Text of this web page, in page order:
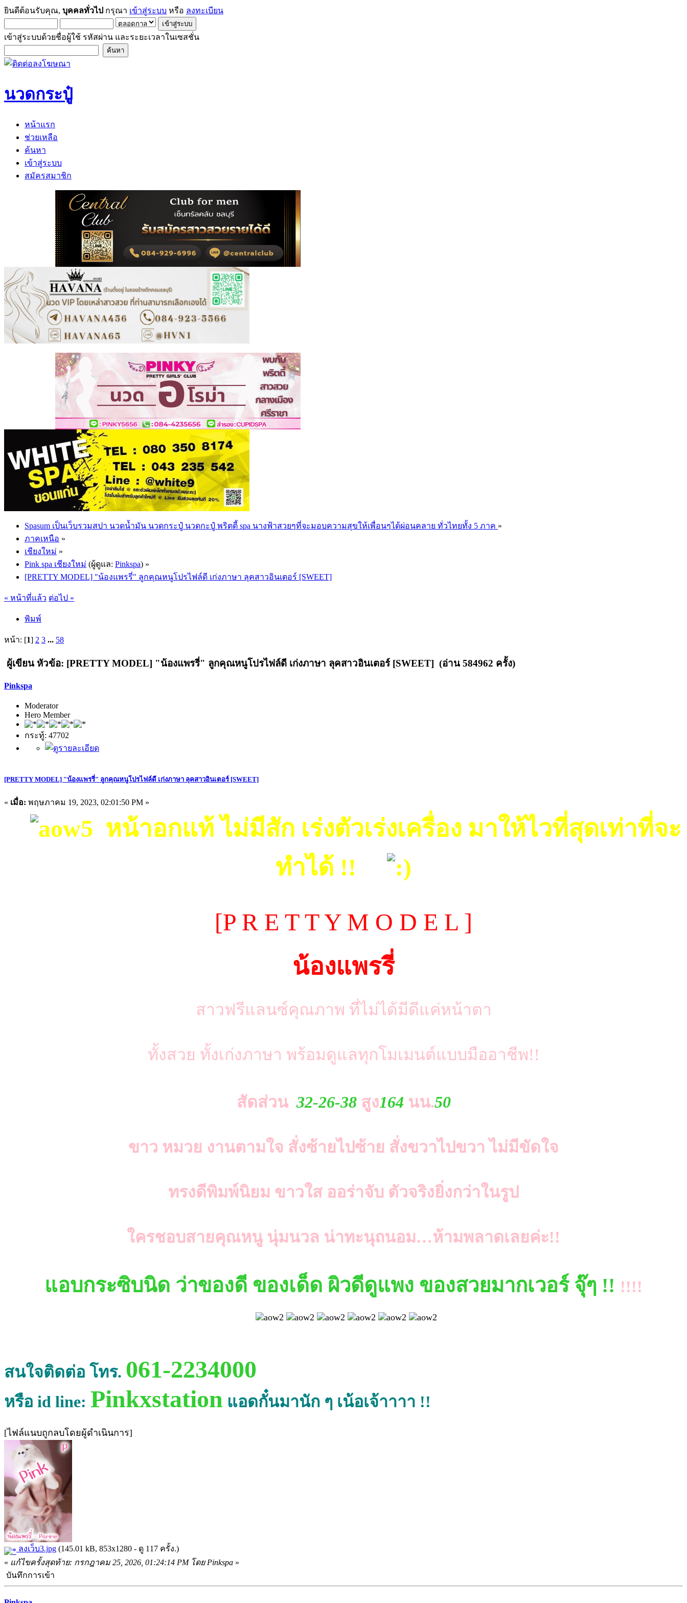
ยินดีต้อนรับคุณ, บุคคลทั่วไป กรุณา เข้าสู่ระบบ หรือ ลงทะเบียน
เข้าสู่ระบบด้วยชื่อผู้ใช้ รหัสผ่าน และระยะเวลาในเซสชั่น
นวดกระปู๋
หน้าแรก
ช่วยเหลือ
ค้นหา
เข้าสู่ระบบ
สมัครสมาชิก
Spasum เป็นเว็บรวมสปา นวดน้ำมัน นวดกระปู๋ นวดกะปู๋ พริตตี้ spa นางฟ้าสวยๆที่จะมอบความสุขให้เพื่อนๆได้ผ่อนคลาย ทั่วไทยทั้ง 5 ภาค »
ภาคเหนือ »
เชียงใหม่ »
Pink spa เชียงใหม่ (ผู้ดูแล: Pinkspa) »
[PRETTY MODEL] "น้องแพรรี่" ลูกคุณหนูโปรไฟล์ดี เก่งภาษา ลุคสาวอินเตอร์ [SWEET]
« หน้าที่แล้ว ต่อไป »
พิมพ์
หน้า: [1] 2 3 ... 58
ผู้เขียน หัวข้อ: [PRETTY MODEL] "น้องแพรรี่" ลูกคุณหนูโปรไฟล์ดี เก่งภาษา ลุคสาวอินเตอร์ [SWEET] (อ่าน 584962 ครั้ง)
Pinkspa
Moderator
Hero Member
กระทู้: 47702
[PRETTY MODEL] "น้องแพรรี่" ลูกคุณหนูโปรไฟล์ดี เก่งภาษา ลุคสาวอินเตอร์ [SWEET]
« เมื่อ: พฤษภาคม 19, 2023, 02:01:50 PM »
หน้าอกแท้ ไม่มีสัก เร่งตัวเร่งเครื่อง มาให้ไวที่สุดเท่าที่จะ
ทำได้ !!
[P R E T T Y M O D E L ]
น้องแพรรี่
สาวฟรีแลนซ์คุณภาพ ที่ไม่ได้มีดีแค่หน้าตา
ทั้งสวย ทั้งเก่งภาษา พร้อมดูแลทุกโมเมนต์แบบมืออาชีพ!!
สัดส่วน32-26-38 สูง164 นน.50
ขาว หมวย งานตามใจ สั่งซ้ายไปซ้าย สั่งขวาไปขวา ไม่มีขัดใจ
ทรงดีพิมพ์นิยม ขาวใส ออร่าจับ ตัวจริงยิ่งกว่าในรูป
ใครชอบสายคุณหนู นุ่มนวล น่าทะนุถนอม…ห้ามพลาดเลยค่ะ!!
แอบกระซิบนิด ว่าของดี ของเด็ด ผิวดีดูแพง ของสวยมากเวอร์ จุ๊ๆ !! !!!!
สนใจติดต่อ โทร. 061-2234000
หรือ id line: Pinkxstation แอดกั๋นมานัก ๆ เน้อเจ้าาาา !!
[ไฟล์แนบถูกลบโดยผู้ดำเนินการ]
ลงเว็บ3.jpg (145.01 kB, 853x1280 - ดู 117 ครั้ง.)
« แก้ไขครั้งสุดท้าย: กรกฎาคม 25, 2026, 01:24:14 PM โดย Pinkspa »
บันทึกการเข้า